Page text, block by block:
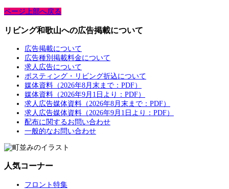
ページ上部へ戻る
リビング和歌山への広告掲載について
広告掲載について
広告種別掲載料金について
求人広告について
ポスティング・リビング折込について
媒体資料（2026年8月末まで：PDF）
媒体資料（2026年9月1日より：PDF）
求人広告媒体資料（2026年8月末まで：PDF）
求人広告媒体資料（2026年9月1日より：PDF）
配布に関するお問い合わせ
一般的なお問い合わせ
人気コーナー
フロント特集